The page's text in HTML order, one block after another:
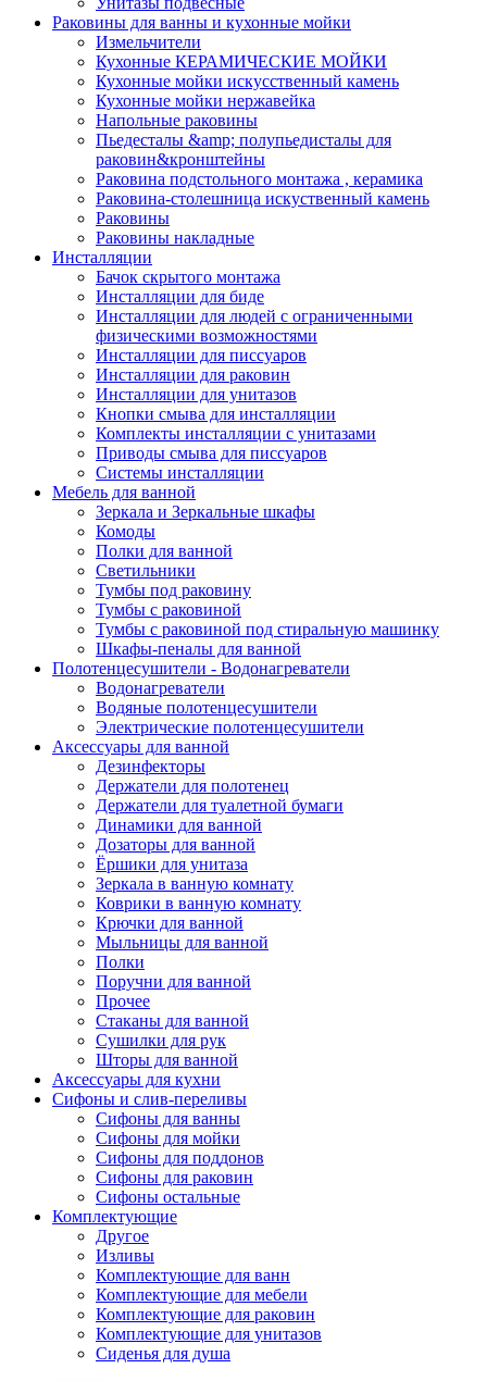
Раковины для ванны и кухонные мойки
Измельчители
Кухонные КЕРАМИЧЕСКИЕ МОЙКИ
Кухонные мойки искусственный камень
Кухонные мойки нержавейка
Напольные раковины
Пьедесталы &amp; полупьедисталы для
раковин&кронштейны
Раковина подстольного монтажа , керамика
Раковина-столешница искуственный камень
Раковины
Раковины накладные
Инсталляции
Бачок скрытого монтажа
Инсталляции для биде
Инсталляции для людей с ограниченными
физическими возможностями
Инсталляции для писсуаров
Инсталляции для раковин
Инсталляции для унитазов
Кнопки смыва для инсталляции
Комплекты инсталляции с унитазами
Приводы смыва для писсуаров
Системы инсталляции
Мебель для ванной
Зеркала и Зеркальные шкафы
Комоды
Полки для ванной
Светильники
Тумбы под раковину
Тумбы с раковиной
Тумбы с раковиной под стиральную машинку
Шкафы-пеналы для ванной
Полотенцесушители - Водонагреватели
Водонагреватели
Водяные полотенцесушители
Электрические полотенцесушители
Аксессуары для ванной
Дезинфекторы
Держатели для полотенец
Держатели для туалетной бумаги
Динамики для ванной
Дозаторы для ванной
Ёршики для унитаза
Зеркала в ванную комнату
Коврики в ванную комнату
Крючки для ванной
Мыльницы для ванной
Полки
Поручни для ванной
Прочее
Стаканы для ванной
Сушилки для рук
Шторы для ванной
Аксессуары для кухни
Сифоны и слив-переливы
Сифоны для ванны
Сифоны для мойки
Сифоны для поддонов
Сифоны для раковин
Сифоны остальные
Комплектующие
Другое
Изливы
Комплектующие для ванн
Комплектующие для мебели
Комплектующие для раковин
Комплектующие для унитазов
Сиденья для душа